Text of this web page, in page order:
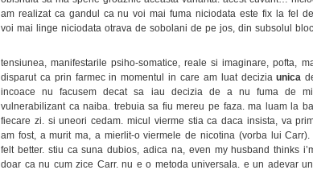
am realizat ca gandul ca nu voi mai fuma niciodata este fix la fel
voi mai linge niciodata otrava de sobolani de pe jos, din subsolul
tensiunea, manifestarile psiho-somatice, reale si imaginare, pofta,
disparut ca prin farmec in momentul in care am luat deciziaunica
incoace nu facusem decat sa iau decizia de a nu fuma de
vulnerabilizant ca naiba. trebuia sa fiu mereu pe faza. ma luam la
fiecare zi. si uneori cedam. micul vierme stia ca daca insista, va
am fost, a murit ma, a mierlit-o viermele de nicotina (vorba lui
felt better. stiu ca suna dubios, adica na, even my husband
doar ca nu cum zice Carr. nu e o metoda universala. e un adevar